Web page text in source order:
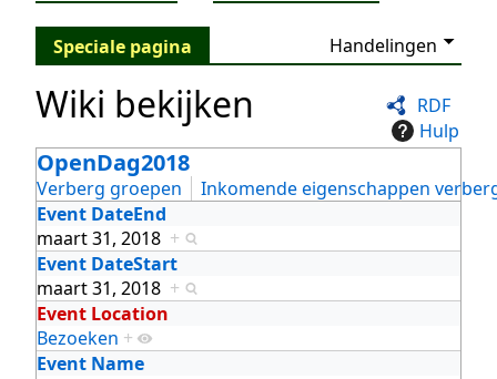
Speciale pagina Handelingen
RDF
Hulp
Wiki bekijken
OpenDag2018
Verberg groepen
Inkomende eigenschappen
Event DateEnd
maart 31, 2018 +
Event DateStart
maart 31, 2018 +
Event Location
Bezoeken +
Event Name